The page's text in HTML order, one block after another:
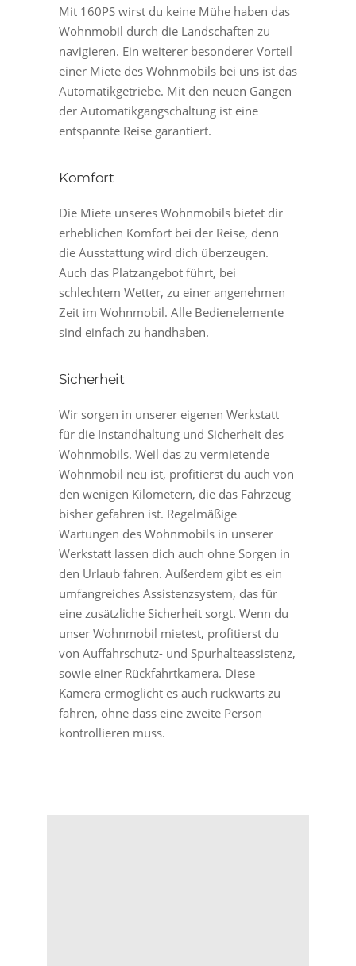
Mit 160PS wirst du keine Mühe haben das
Wohnmobil durch die Landschaften zu
navigieren. Ein weiterer besonderer Vorteil
einer Miete des Wohnmobils bei uns ist das
Automatikgetriebe. Mit den neuen Gängen
der Automatikgangschaltung ist eine
entspannte Reise garantiert.
Komfort
Die Miete unseres Wohnmobils bietet dir
erheblichen Komfort bei der Reise, denn
die Ausstattung wird dich überzeugen.
Auch das Platzangebot führt, bei
schlechtem Wetter, zu einer angenehmen
Zeit im Wohnmobil. Alle Bedienelemente
sind einfach zu handhaben.
Sicherheit
Wir sorgen in unserer eigenen Werkstatt
für die Instandhaltung und Sicherheit des
Wohnmobils. Weil das zu vermietende
Wohnmobil neu ist, profitierst du auch von
den wenigen Kilometern, die das Fahrzeug
bisher gefahren ist. Regelmäßige
Wartungen des Wohnmobils in unserer
Werkstatt lassen dich auch ohne Sorgen in
den Urlaub fahren. Außerdem gibt es ein
umfangreiches Assistenzsystem, das für
eine zusätzliche Sicherheit sorgt. Wenn du
unser Wohnmobil mietest, profitierst du
von Auffahrschutz- und Spurhalteassistenz,
sowie einer Rückfahrtkamera. Diese
Kamera ermöglicht es auch rückwärts zu
fahren, ohne dass eine zweite Person
kontrollieren muss.